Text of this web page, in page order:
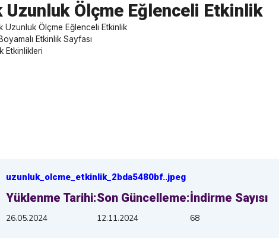
Uzunluk Ölçme Eğlenceli Etkinlik
Uzunluk Ölçme Eğlenceli Etkinlik
Etkinlik Sayfası
Etkinlikleri
uzunluk_olcme_etkinlik_2bda5480bf..jpeg
Yüklenme Tarihi:
26.05.2024
Son Güncelleme:
12.11.2024
İndirme Sayısı
68